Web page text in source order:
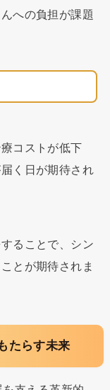
への負担が課題
コストが低下
く日が期待され
ることで、シン
とが期待されま
たらす未来